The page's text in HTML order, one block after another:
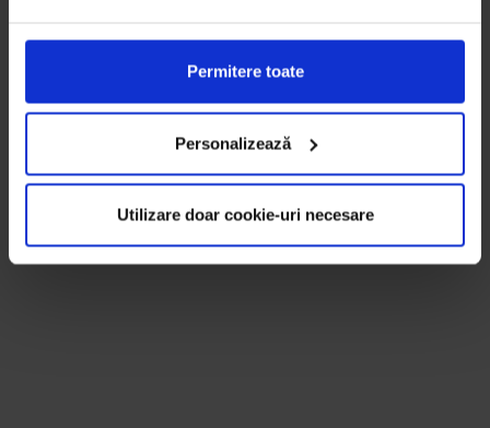
Permitere toate
Personalizează
Utilizare doar cookie-uri necesare